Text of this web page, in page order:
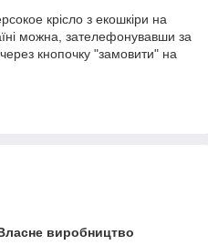
крісло з екошкіри на
можна, зателефонувавши за
кнопочку "замовити" на
виробництво